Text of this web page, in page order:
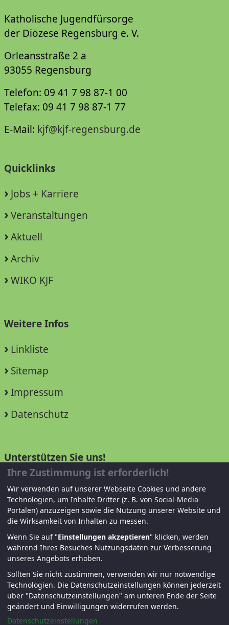
Katholische Jugendfürsorge
der Diözese Regensburg e. V.
Orleansstraße 2 a
93055 Regensburg
Telefon: 09 41 7 98 87-1 00
Telefax: 09 41 7 98 87-1 77
E-Mail: kjf@kjf-regensburg.de
Quicklinks
Jobs + Karriere
Veranstaltungen
Aktuell
Archiv
WIKO KJF
Weitere Infos
Linkliste
Sitemap
Impressum
Datenschutz
Unterstützen Sie uns!
Mitglied werden
Spenden und helfen
© KJF Regensburg – Alle Rechte vorbehalten. |
Fernwartung|Anmelden
Ihre Zustimmung ist erforderlich!
Wir verwenden auf unserer Webseite Cookies und andere
Technologien, um Inhalte Dritter (z. B. von Social-Media-
Portalen) anzuzeigen sowie die Nutzung unserer Website und
die Wirksamkeit von Inhalten zu messen.
Wenn Sie auf "Einstellungen akzeptieren" klicken, werden
während Ihres Besuches Nutzungsdaten zur Verbesserung
unseres Angebots erhoben.
Sollten Sie nicht zustimmen, verwenden wir nur notwendige
Technologien. Die Datenschutzeinstellungen können jederzeit
über "Datenschutzeinstellungen" am unteren Ende der Seite
geändert und Einwilligungen widerrufen werden.
Datenschutzeinstellungen